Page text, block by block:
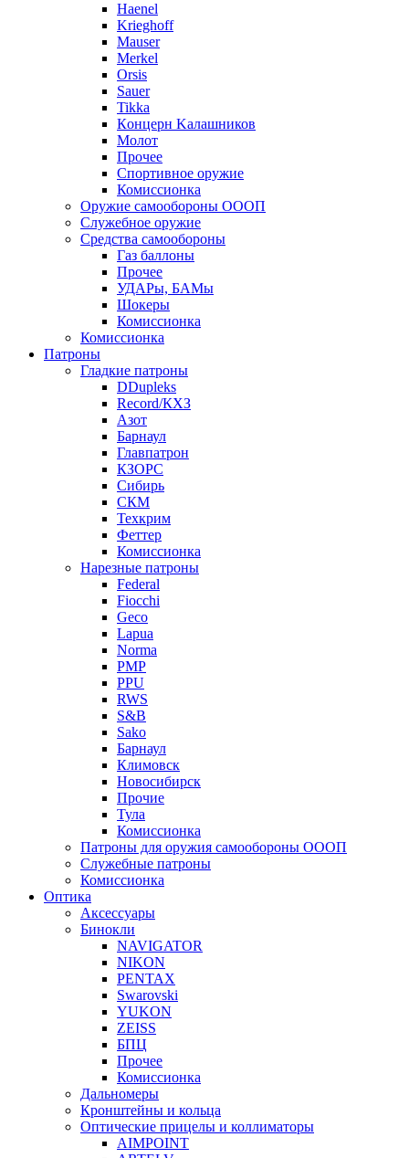
Haenel
Krieghoff
Mauser
Merkel
Orsis
Sauer
Tikka
Кoнцеpн Kалашников
Молот
Прочее
Спортивное оружие
Комиссионка
Оружие самообороны ОООП
Служебное оружие
Средства самообороны
Газ баллоны
Прочее
УДАРы, БАМы
Шокеры
Комиссионка
Комиссионка
Патроны
Гладкие патроны
DDupleks
Record/КХЗ
Азот
Барнаул
Главпатрон
КЗОРС
Сибирь
СКМ
Техкрим
Феттер
Комиссионка
Нарезные патроны
Federal
Fiocchi
Geco
Lapua
Norma
PMP
PPU
RWS
S&B
Sako
Барнаул
Климовск
Новосибирск
Прочие
Тула
Комиссионка
Патроны для оружия самообороны ОООП
Служебные патроны
Комиссионка
Оптика
Аксессуары
Бинокли
NAVIGATOR
NIKON
PENTAX
Swarovski
YUKON
ZEISS
БПЦ
Прочее
Комиссионка
Дальномеры
Кронштейны и кольца
Оптические прицелы и коллиматоры
AIMPOINT